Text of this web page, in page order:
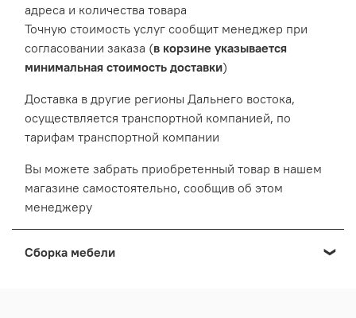
адреса и количества товара
Точную стоимость услуг сообщит менеджер при
согласовании заказа (в корзине указывается
минимальная стоимость доставки)
Доставка в другие регионы Дальнего востока,
осуществляется транспортной компанией, по
тарифам транспортной компании
Вы можете забрать приобретенный товар в нашем
магазине самостоятельно, сообщив об этом
менеджеру
Сборка мебели